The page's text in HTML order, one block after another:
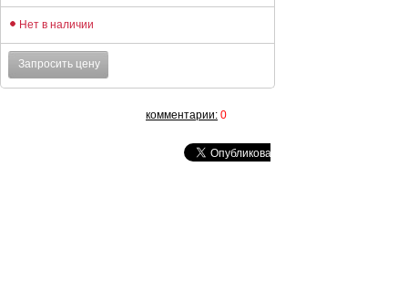
Нет в наличии
Запросить цену
комментарии: 0